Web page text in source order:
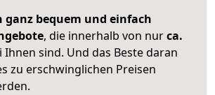
ganz bequem und einfach
, die innerhalb von nurca.
Ihnen sind. Und das Beste daran
zu erschwinglichen Preisen